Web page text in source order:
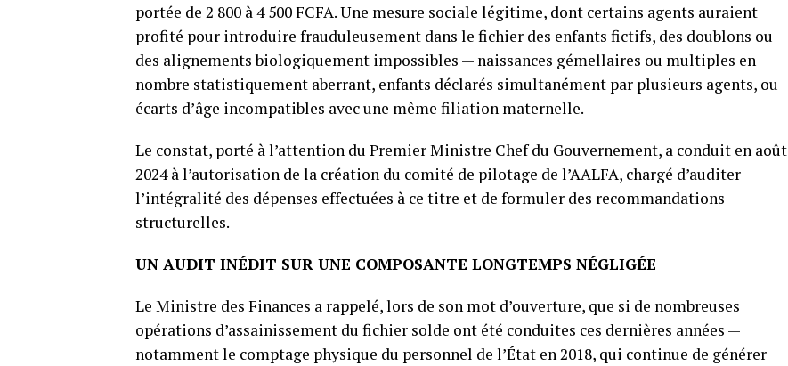
portée de 2 800 à 4 500 FCFA. Une mesure sociale légitime, dont certains agents auraient
profité pour introduire frauduleusement dans le fichier des enfants fictifs, des doublons ou
des alignements biologiquement impossibles — naissances gémellaires ou multiples en
nombre statistiquement aberrant, enfants déclarés simultanément par plusieurs agents, ou
écarts d’âge incompatibles avec une même filiation maternelle.
Le constat, porté à l’attention du Premier Ministre Chef du Gouvernement, a conduit en août
2024 à l’autorisation de la création du comité de pilotage de l’AALFA, chargé d’auditer
l’intégralité des dépenses effectuées à ce titre et de formuler des recommandations
structurelles.
UN AUDIT INÉDIT SUR UNE COMPOSANTE LONGTEMPS NÉGLIGÉE
Le Ministre des Finances a rappelé, lors de son mot d’ouverture, que si de nombreuses
opérations d’assainissement du fichier solde ont été conduites ces dernières années —
notamment le comptage physique du personnel de l’État en 2018, qui continue de générer